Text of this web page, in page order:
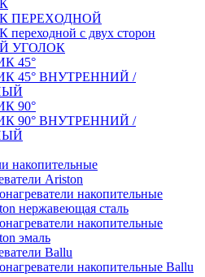
ПЕРЕXОДНОЙ
с двух сторон
УГОЛОК
45°
45° ВНУТРЕННИЙ /
90°
90° ВНУТРЕННИЙ /
накопительные
Ariston
накопительные
нержавеющая сталь
накопительные
эмаль
Ballu
накопительные Ballu